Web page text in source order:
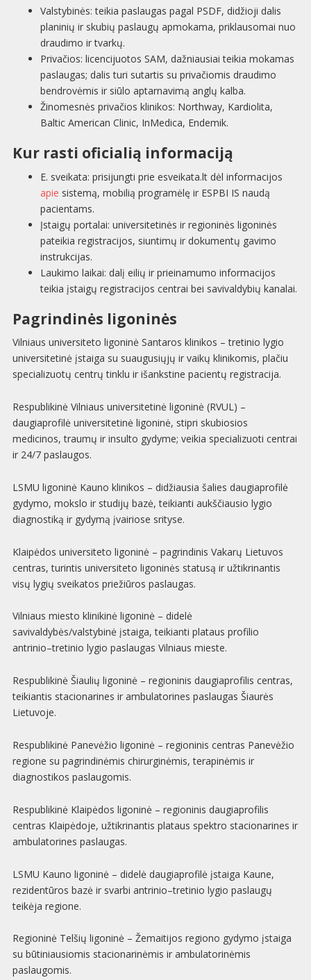
Valstybinės: teikia paslaugas pagal PSDF, didžioji dalis
planinių ir skubių paslaugų apmokama, priklausomai nuo
draudimo ir tvarkų.
Privačios: licencijuotos SAM, dažniausiai teikia mokamas
paslaugas; dalis turi sutartis su privačiomis draudimo
bendrovėmis ir siūlo aptarnavimą anglų kalba.
Žinomesnės privačios klinikos: Northway, Kardiolita,
Baltic American Clinic, InMedica, Endemik.
Kur rasti oficialią informaciją
E. sveikata: prisijungti prie esveikata.lt dėl informacijos
apie sistemą, mobilią programėlę ir ESPBI IS naudą
pacientams.
Įstaigų portalai: universitetinės ir regioninės ligoninės
pateikia registracijos, siuntimų ir dokumentų gavimo
instrukcijas.
Laukimo laikai: dalį eilių ir prieinamumo informacijos
teikia įstaigų registracijos centrai bei savivaldybių kanalai.
Pagrindinės ligoninės
Vilniaus universiteto ligoninė Santaros klinikos – tretinio lygio
universitetinė įstaiga su suaugusiųjų ir vaikų klinikomis, plačiu
specializuotų centrų tinklu ir išankstine pacientų registracija.
Respublikinė Vilniaus universitetinė ligoninė (RVUL) –
daugiaprofilė universitetinė ligoninė, stipri skubiosios
medicinos, traumų ir insulto gydyme; veikia specializuoti centrai
ir 24/7 paslaugos.
LSMU ligoninė Kauno klinikos – didžiausia šalies daugiaprofilė
gydymo, mokslo ir studijų bazė, teikianti aukščiausio lygio
diagnostiką ir gydymą įvairiose srityse.
Klaipėdos universiteto ligoninė – pagrindinis Vakarų Lietuvos
centras, turintis universiteto ligoninės statusą ir užtikrinantis
visų lygių sveikatos priežiūros paslaugas.
Vilniaus miesto klinikinė ligoninė – didelė
savivaldybės/valstybinė įstaiga, teikianti plataus profilio
antrinio–tretinio lygio paslaugas Vilniaus mieste.
Respublikinė Šiaulių ligoninė – regioninis daugiaprofilis centras,
teikiantis stacionarines ir ambulatorines paslaugas Šiaurės
Lietuvoje.
Respublikinė Panevėžio ligoninė – regioninis centras Panevėžio
regione su pagrindinėmis chirurginėmis, terapinėmis ir
diagnostikos paslaugomis.
Respublikinė Klaipėdos ligoninė – regioninis daugiaprofilis
centras Klaipėdoje, užtikrinantis plataus spektro stacionarines ir
ambulatorines paslaugas.
LSMU Kauno ligoninė – didelė daugiaprofilė įstaiga Kaune,
rezidentūros bazė ir svarbi antrinio–tretinio lygio paslaugų
teikėja regione.
Regioninė Telšių ligoninė – Žemaitijos regiono gydymo įstaiga
su būtiniausiomis stacionarinėmis ir ambulatorinėmis
paslaugomis.